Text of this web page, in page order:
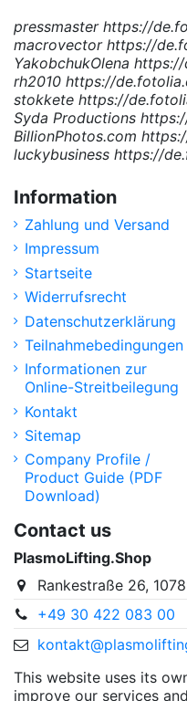
pressmaster https://
macrovector https://
YakobchukOlena
rh2010 https://
stokkete https://
Syda Productions
BillionPhotos.com
luckybusiness https://
Information
Zahlung und Versand
Impressum
Startseite
Widerrufsrecht
Datenschutzerklärung
Teilnahmebedingungen
Informationen zur
Online-Streitbeilegung
Kontakt
Sitemap
Company Profile /
Product Guide (PDF
Download)
Contact us
PlasmoLifting.Shop
Rankestraße 26,
+49 30 422 083 00
This website uses its
improve our services